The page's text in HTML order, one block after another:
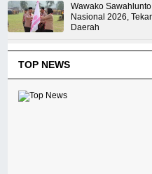
Wawako
Nasional 2026,
Daerah
TOP NEWS